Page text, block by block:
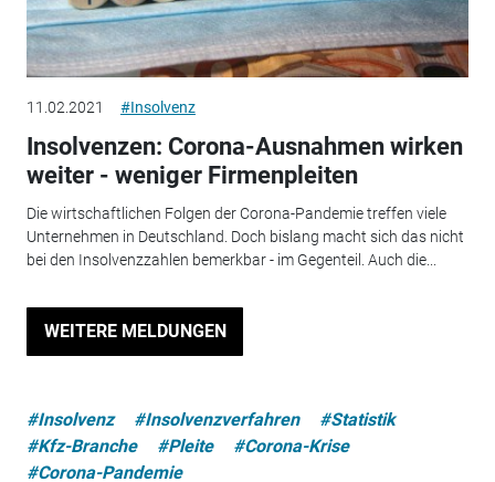
11.02.2021 #Insolvenz
Insolvenzen: Corona-Ausnahmen wirken
weiter - weniger Firmenpleiten
Die wirtschaftlichen Folgen der Corona-Pandemie treffen viele
Unternehmen in Deutschland. Doch bislang macht sich das nicht
bei den Insolvenzzahlen bemerkbar - im Gegenteil. Auch die...
WEITERE MELDUNGEN
#Insolvenz #Insolvenzverfahren
#Statistik
#Kfz-Branche
#Pleite
#Corona-Krise
#Corona-Pandemie